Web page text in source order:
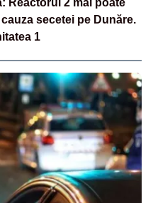
secetei pe Dunăre.
1